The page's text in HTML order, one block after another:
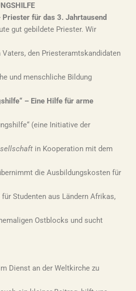
für das 3. Jahrtausend
gut gebildete Priester. Wir
den Priesteramtskandidaten
und menschliche Bildung
– Eine Hilfe für arme
(eine Initiative der
in Kooperation mit dem
die Ausbildungskosten für
Studenten aus Ländern Afrikas,
Ostblocks und sucht
Dienst an der Weltkirche zu